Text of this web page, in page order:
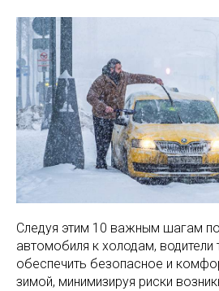
Следуя этим 10 важным шагам
автомобиля к холодам, водители
обеспечить безопасное и
зимой, минимизируя риски